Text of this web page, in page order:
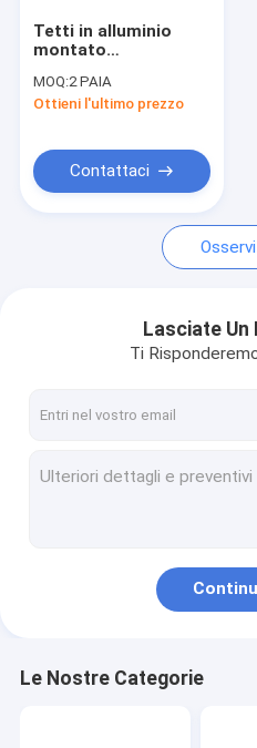
Tetti in alluminio
montato
tetto auto per
Nissan Qashqai 2008
MOQ:2 PAIA
Ottieni l'ultimo prezzo
Contattaci
Lasciate Un
Ti
Le Nostre Categorie